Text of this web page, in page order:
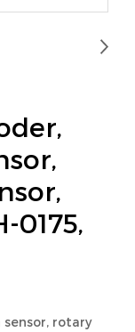
0175,
rotary